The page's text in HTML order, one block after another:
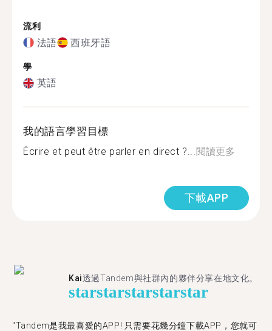
流利
法語 西班牙語
學
英語
我的語言學習目標
Écrire et peut être parler en direct ?...閱讀更多
下載APP
Kai透過Tandem與社群內的夥伴分享在地文化。
starstarstarstarstar
"Tandem是我最喜愛的APP! 只需要花幾分鐘下載APP，您就可